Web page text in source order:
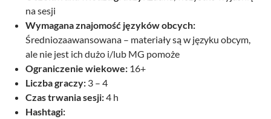
na sesji
Wymagana znajomość języków obcych:
Średniozaawansowana – materiały są w języku obcym,
ale nie jest ich dużo i/lub MG pomoże
Ograniczenie wiekowe: 16+
Liczba graczy: 3 – 4
Czas trwania sesji:4 h
Hashtagi: